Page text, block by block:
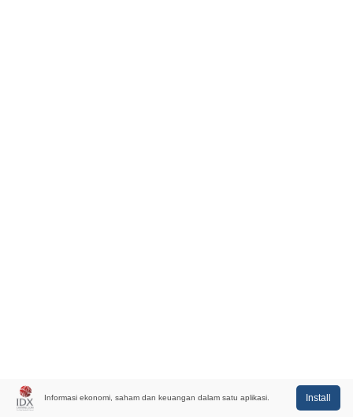
Informasi ekonomi, saham dan keuangan dalam satu aplikasi. Install